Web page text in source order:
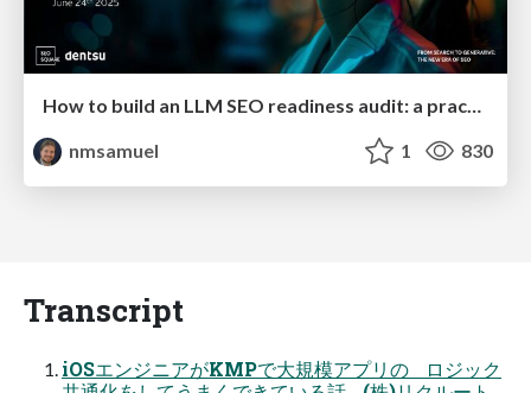
How to build an LLM SEO readiness audit: a practical framework
nmsamuel
1 830
Transcript
iOSエンジニアがKMPで大規模アプリの ロジック